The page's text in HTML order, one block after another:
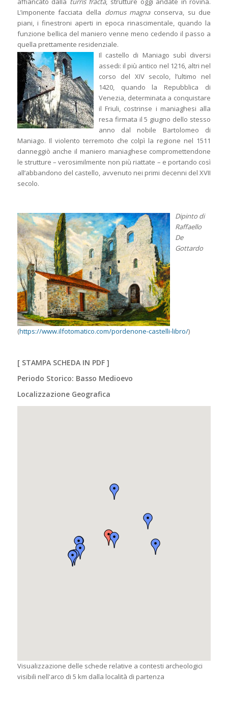
L’imponente facciata della domus magnaconserva, su due
piani, i finestroni aperti in epoca rinascimentale, quando la
funzione bellica del maniero venne meno cedendo il passo a
quella prettamente residenziale.
Il castello di Maniago subì diversi
assedi: il più antico nel 1216, altri nel
corso del XIV secolo, l’ultimo nel
1420, quando la Repubblica di
Venezia, determinata a conquistare
il Friuli, costrinse i maniaghesi alla
resa firmata il 5 giugno dello stesso
anno dal nobile Bartolomeo di
Maniago. Il violento terremoto che colpì la regione nel 1511
danneggiò anche il maniero maniaghese compromettendone
le strutture – verosimilmente non più riattate – e portando così
all’abbandono del castello, avvenuto nei primi decenni del XVII
secolo.
Dipinto di
Raffaello
De
Gottardo
(https://www.ilfotomatico.com/pordenone-castelli-libro/)
[ STAMPA SCHEDA IN PDF]
Periodo Storico: Basso Medioevo
Localizzazione Geografica
Visualizzazione delle schede relative a contesti archeologici
visibili nell'arco di 5 km dalla località di partenza